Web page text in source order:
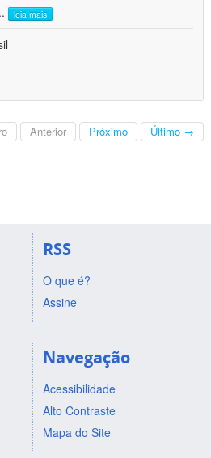
leia mais
Anterior Próximo Último →
RSS
O que é?
Assine
Navegação
Acessibilidade
Alto Contraste
Mapa do Site